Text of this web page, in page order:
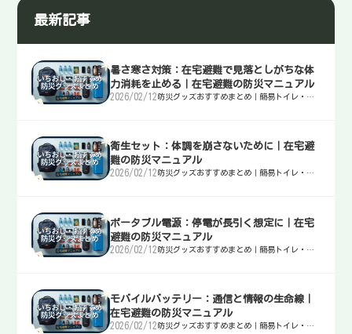
最新記事
暑さ寒さ対策：在宅避難で見落としがちな体
力消耗を止める｜在宅避難の防災マニュアル
2026/02/12 防災グッズおすすめまとめ｜簡易トイレ・
衛生セット：体調を崩さないために｜在宅避
難の防災マニュアル
2026/02/12 防災グッズおすすめまとめ｜簡易トイレ・
ポータブル電源：停電が長引く想定に｜在宅
避難の防災マニュアル
2026/02/12 防災グッズおすすめまとめ｜簡易トイレ・
モバイルバッテリー：通信と情報の生命線｜
在宅避難の防災マニュアル
2026/02/12 防災グッズおすすめまとめ｜簡易トイレ・